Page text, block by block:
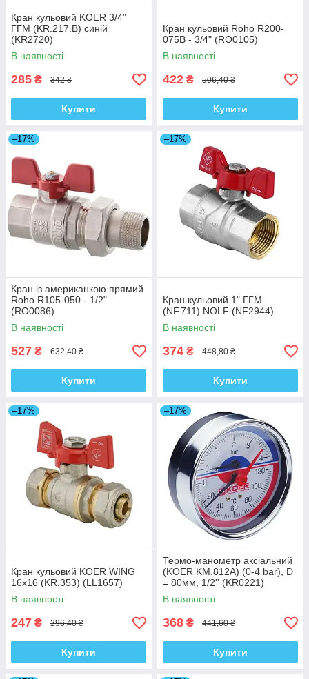
Кран кульовий KOER 3/4"
ГГМ (KR.217.B) синій
(KR2720)
В наявності
285 ₴ 342 ₴
Купити
Кран кульовий Roho R200-
075B - 3/4" (RO0105)
В наявності
422 ₴ 506,40 ₴
Купити
–17%
Кран із американкою прямий
Roho R105-050 - 1/2"
(RO0086)
В наявності
527 ₴ 632,40 ₴
Купити
–17%
Кран кульовий 1" ГГМ
(NF.711) NOLF (NF2944)
В наявності
374 ₴ 448,80 ₴
Купити
–17%
Кран кульовий KOER WING
16x16 (KR.353) (LL1657)
В наявності
247 ₴ 296,40 ₴
Купити
–17%
Термо-манометр аксіальний
(KOER KM.812A) (0-4 bar), D
= 80мм, 1/2'' (KR0221)
В наявності
368 ₴ 441,60 ₴
Купити